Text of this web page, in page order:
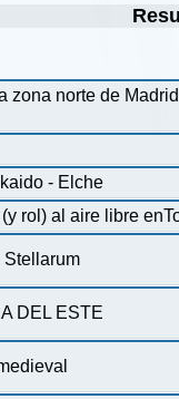
zona norte de
- Elche
rol) al aire libre
Stellarum
DEL ESTE